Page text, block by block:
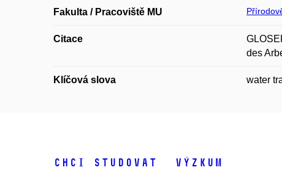
Fakulta / Pracoviště MU
Citace
des
Klíčová slova water
Chci studovat Výzkum